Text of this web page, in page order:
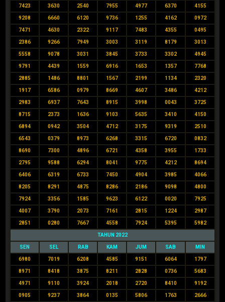
7423 3630 2540 7955 4977 6370 4155
9208 6660 6120 9736 1255 4162 0972
7471 4630 2322 9117 7483 4355 0495
2386 9266 7949 3003 3119 8179 3013
5558 9078 3031 3845 3733 3302 4945
9791 4439 1559 6916 1653 1357 7768
2885 1486 8801 1567 2199 1134 2320
1917 6586 0979 8669 4607 3486 4212
2983 6937 7643 8915 3998 0043 3725
8715 2373 1636 9103 5635 3410 4150
6894 0942 3504 4712 3175 9319 2510
6543 0379 8973 6268 3315 6720 0832
8690 7300 4896 6721 4358 3955 1733
2795 9588 6294 8041 9775 4212 8694
6406 6319 6733 7450 4904 3985 4066
8205 8291 4875 8286 2186 9098 4800
7924 3356 1585 9623 6122 0020 7925
4007 3790 2073 7161 2815 1224 2987
2851 0280 7667 4558 7924 5395 5982
TAHUN 2022
SEN SEL RAB KAM JUM SAB MIN
6980 7019 6208 4585 9151 6064 1797
8971 8418 3875 8211 2828 0736 5683
4971 9110 3924 2018 2720 8410 9192
0905 9237 3864 0135 5806 1763 2666